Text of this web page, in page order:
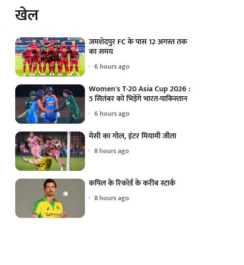
खेल
जमशेदपुर FC के पास 12 अगस्त तक
का समय
6 hours ago
Women's T-20 Asia Cup 2026 :
5 सितंबर को भिड़ेंगे भारत-पाकिस्तान
6 hours ago
मेसी का गोल, इंटर मियामी जीता
8 hours ago
कपिल के रिकॉर्ड के करीब स्टार्क
8 hours ago